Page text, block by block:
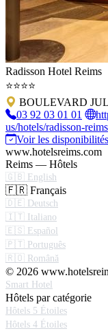
Radisson Hotel Reims
⭐⭐⭐⭐
BOULEVARD
03 92 03 01 01
us/hotels/radisson-reims
Voir les disponibilités
www.hotelsreims.com
Reims — Hôtels
🇬🇧 English
🇫🇷 Français
🇩🇪 Deutsch
🇮🇹 Italiano
🇪🇸 Español
🇵🇹 Português
🇷🇴 Română
© 2026
Smart Hotel
Hôtels par catégorie
Hôtels 5 Étoiles
Hôtels 4 Étoiles